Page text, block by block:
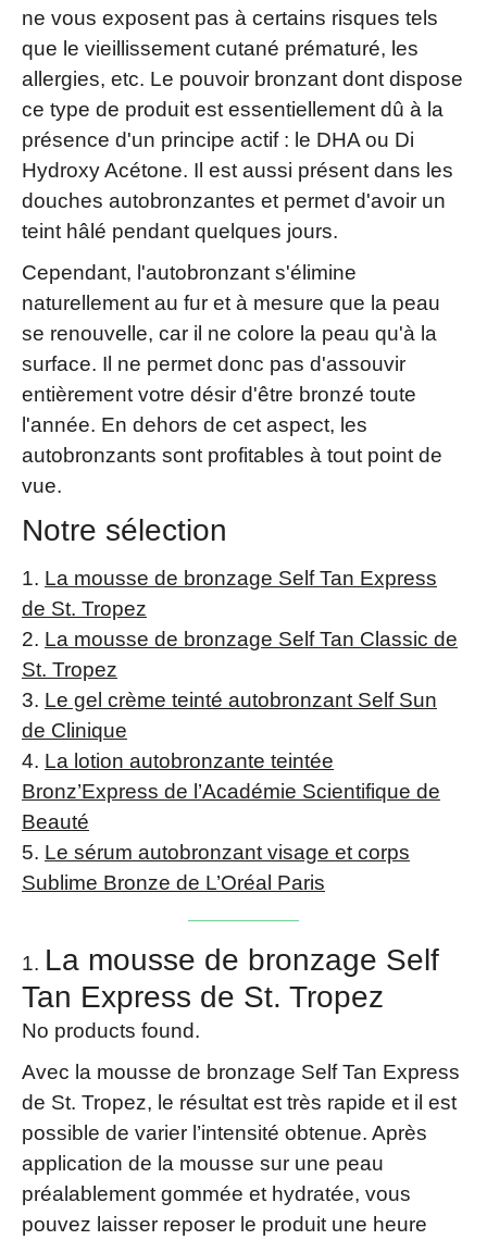
ne vous exposent pas à certains risques tels
que le vieillissement cutané prématuré, les
allergies, etc. Le pouvoir bronzant dont dispose
ce type de produit est essentiellement dû à la
présence d'un principe actif : le DHA ou Di
Hydroxy Acétone. Il est aussi présent dans les
douches autobronzantes et permet d'avoir un
teint hâlé pendant quelques jours.
Cependant, l'autobronzant s'élimine
naturellement au fur et à mesure que la peau
se renouvelle, car il ne colore la peau qu'à la
surface. Il ne permet donc pas d'assouvir
entièrement votre désir d'être bronzé toute
l'année. En dehors de cet aspect, les
autobronzants sont profitables à tout point de
vue.
Notre sélection
La mousse de bronzage Self Tan Express
de St. Tropez
La mousse de bronzage Self Tan Classic de
St. Tropez
Le gel crème teinté autobronzant Self Sun
de Clinique
La lotion autobronzante teintée
Bronz’Express de l’Académie Scientifique de
Beauté
Le sérum autobronzant visage et corps
Sublime Bronze de L’Oréal Paris
La mousse de bronzage Self
Tan Express de St. Tropez
No products found.
Avec la mousse de bronzage Self Tan Express
de St. Tropez, le résultat est très rapide et il est
possible de varier l’intensité obtenue. Après
application de la mousse sur une peau
préalablement gommée et hydratée, vous
pouvez laisser reposer le produit une heure